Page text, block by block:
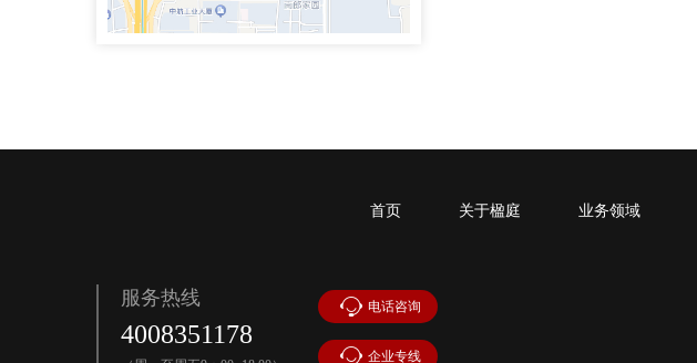
专职律师
魏兴臣律师
李思萱
执业律师
首页 关于楹庭 业务领域
服务热线
4008351178
电话咨询
企业专线